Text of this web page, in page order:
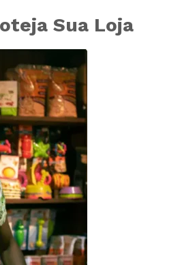
Sua Loja